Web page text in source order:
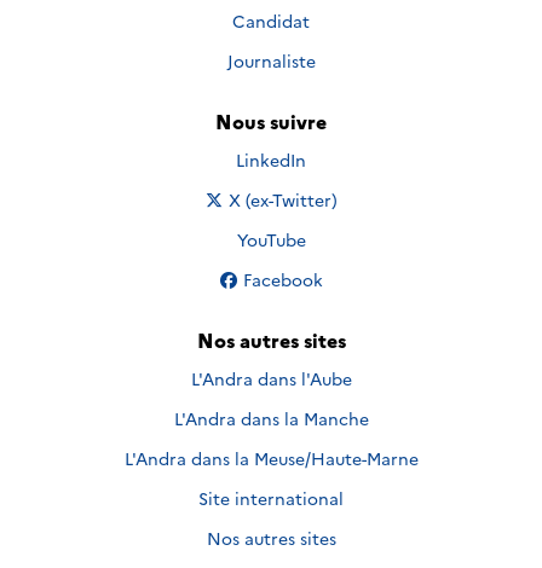
Candidat
Journaliste
Nous suivre
Nous suivre sur
LinkedIn
Nous suivre sur
X (ex-Twitter)
Nous suivre sur
YouTube
Nous suivre sur
Facebook
Nos autres sites
L'Andra dans l'Aube
L'Andra dans la Manche
L'Andra dans la Meuse/Haute-Marne
Site international
Nos autres sites